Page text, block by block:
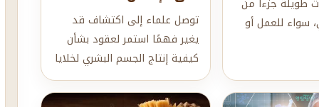
سواء للعمل أو
توصل علماء إلى اكتشاف قد
يغير فهمًا استمر لعقود بشأن
كيفية إنتاج الجسم البشري لخلايا
الدم الحمراء، بعدما أظهرت
دراسة حدي...